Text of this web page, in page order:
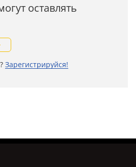
оставлять
Зарегистрируйся!